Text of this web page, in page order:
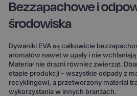
Bezzapachowe i
środowiska
Dywaniki EVA są całkowicie
aromatów nawet w upały i nie
Materiał nie drażni również zwierząt.
etapie produkcji – wszystkie odpady z
recyklingowi, a przetworzony materiał
wykorzystania w innych branżach.